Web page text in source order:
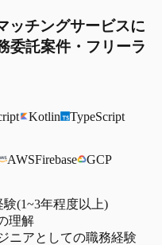
ッチングサービスに
委託案件・フリーラ
Kotlin TypeScript
AWSFirebase GCP
験(1~3年程度以上)
理解
ニアとしての職務経験